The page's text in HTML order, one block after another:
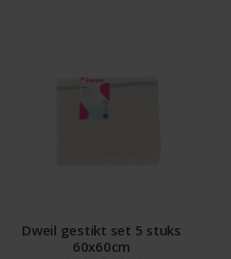
Dweil gestikt set 5 stuks
60x60cm